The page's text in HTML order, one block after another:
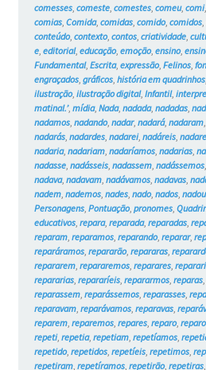
comesses, comeste, comestes, comeu, comi,
comias, Comida, comidas, comido, comidos,
conteúdo, contexto, contos, criatividade,
e, editorial, educação, emoção, ensino,
Fundamental, Escrita, expressão, Felinos,
engraçados, gráficos, história em quadrinhos,
ilustração, ilustração digital, Infantil,
matinal.’, mídia, Nada, nadada, nadadas,
nadamos, nadando, nadar, nadará, nadaram,
nadarás, nadardes, nadarei, nadáreis,
nadaria, nadariam, nadaríamos, nadarias,
nadasse, nadásseis, nadassem, nadássemos,
nadava, nadavam, nadávamos, nadavas,
nadem, nademos, nades, nado, nados, nadou,
Personagens, Pontuação, pronomes,
educativos, repara, reparada, reparadas,
reparam, reparamos, reparando, reparar,
reparáramos, repararão, repararas,
repararem, repararemos, reparares,
repararias, repararíeis, repararmos, reparas,
reparassem, reparássemos, reparasses,
reparavam, reparávamos, reparavas,
reparem, reparemos, repares, reparo,
repeti, repetia, repetiam, repetíamos,
repetido, repetidos, repetíeis, repetimos,
repetiram, repetíramos, repetirão, repetiras,